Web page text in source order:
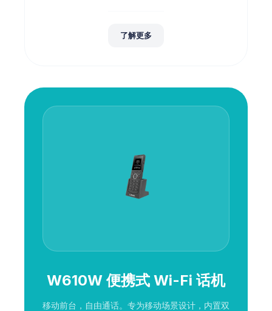
了解更多
W610W 便携式 Wi-Fi 话机
移动前台，自由通话。专为移动场景设计，内置双